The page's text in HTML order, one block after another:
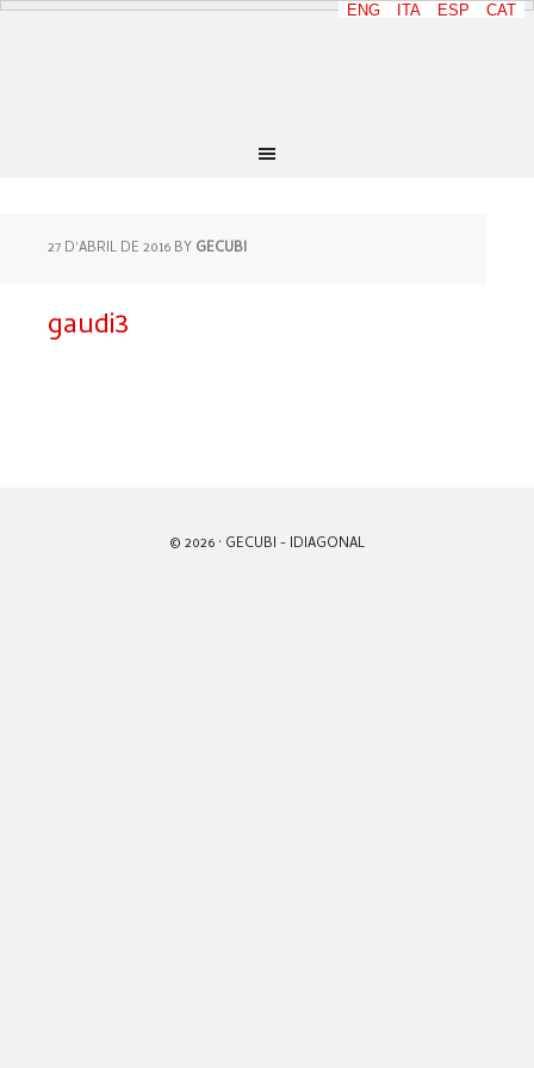
CAT
ESP
ITA
ENG
27 D'ABRIL DE 2016 BY GECUBI
gaudi3
© 2026 · GECUBI - IDIAGONAL